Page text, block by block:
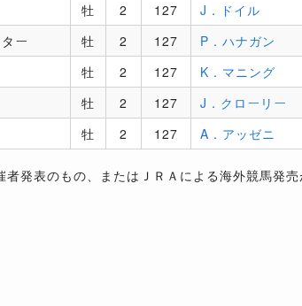
牡
2 127 J．ドイル
ー
牡 2 127 P．ハナガン
牡
2 127 K．マニング
牡
2 127 J．クローリー
牡
2 127 A．アッゼニ
発表のもの、またはＪＲＡによる海外競馬発